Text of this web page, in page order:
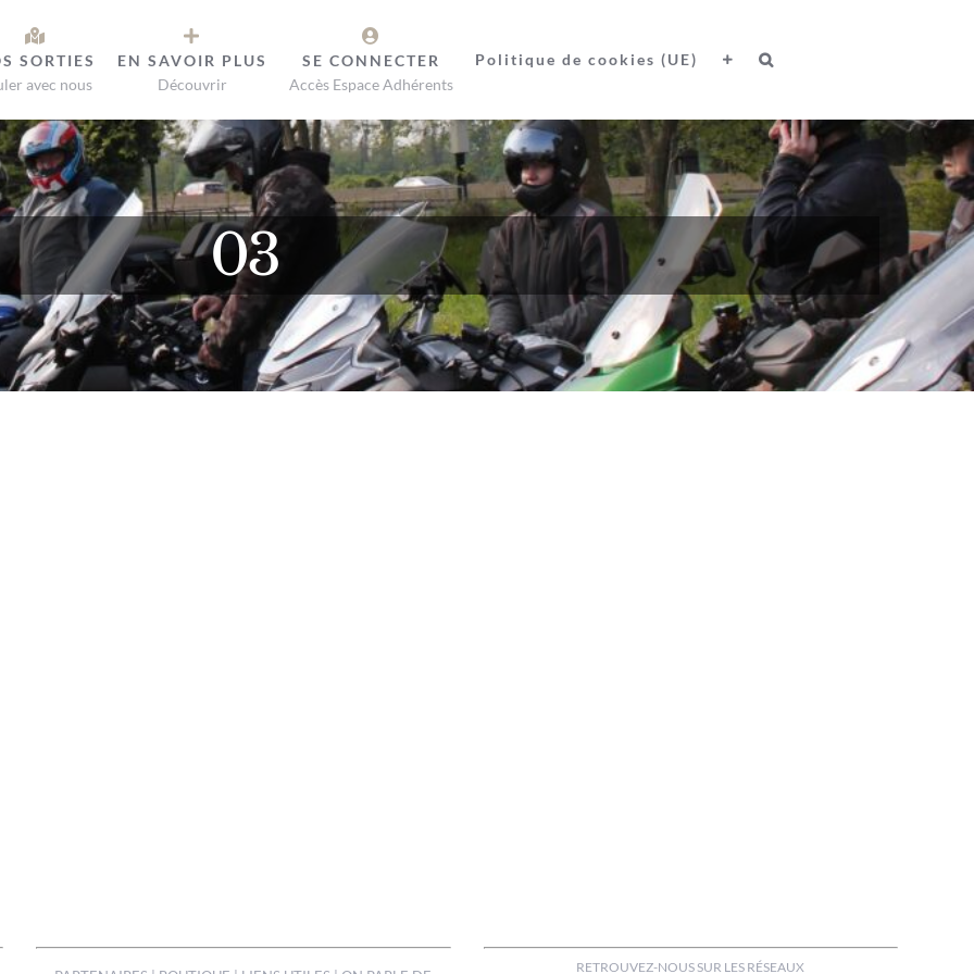
SORTIES
avec nous
EN SAVOIR PLUS
Découvrir
SE CONNECTER
Accès Espace Adhérents
Politique de cookies (UE)
03
RETROUVEZ-NOUS SUR LES RÉSEAUX